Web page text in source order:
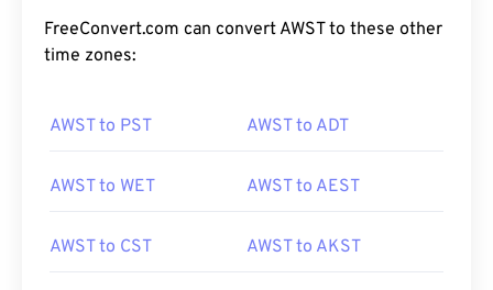
FreeConvert.com can convert AWST to these other
time zones:
AWST to PST AWST to ADT
AWST to WET AWST to AEST
AWST to CST AWST to AKST